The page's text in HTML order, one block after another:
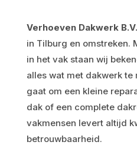
Verhoeven Dakwerk B.V.
in Tilburg en omstreken.
in het vak staan wij
alles wat met dakwerk te
gaat om een kleine
dak of een complete
vakmensen levert altijd
betrouwbaarheid.